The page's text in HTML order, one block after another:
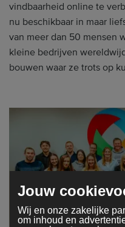
vindbaarheid online te
nu beschikbaar in maar
van meer dan 50 mensen
kleine bedrijven
bouwen waar ze trots op
Jouw
Wij en onze zakelijke
om inhoud en